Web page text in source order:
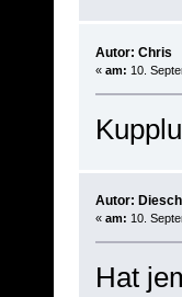
Autor: Chris
« am: 10.
Autor: Diesch
« am: 10.
Hat